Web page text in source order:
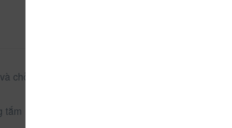
chỗ đậu xe riêng trong khuôn
riêng với bồn tắm hoặc vòi